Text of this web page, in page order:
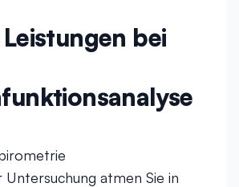
bei
Untersuchung atmen Sie in